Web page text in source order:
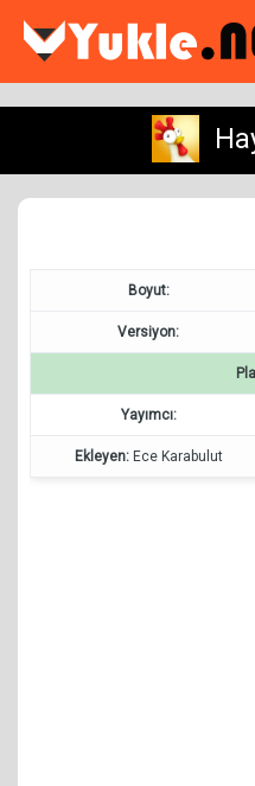
Boyut:
Versiyon:
Yayımcı:
Ekleyen:Ece Karabulut